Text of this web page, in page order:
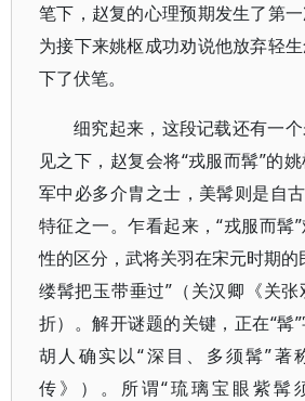
笔下，赵复的心理预期发生了第一
为接下来姚枢成功劝说他放弃轻
下了伏笔。
细究起来，这段记载还有一
见之下，赵复会将“戎服而髯”的
军中必多介胄之士，美髯则是自
特征之一。乍看起来，“戎服而髯
性的区分，武将关羽在宋元时期的
缕髯把玉带垂过”（关汉卿《关
折）。解开谜题的关键，正在“髯
胡人确实以“深目、多须髯”著
传》）。所谓“琉璃宝眼紫髯